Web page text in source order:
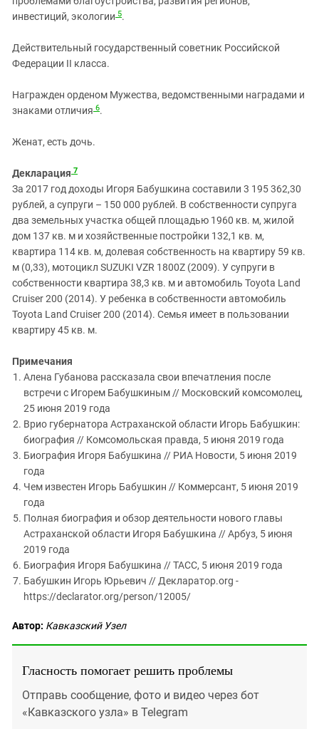
инвестиций, экологии 5.
Действительный государственный советник Российской
Федерации II класса.
Награжден орденом Мужества, ведомственными наградами и
знаками отличия 6.
Женат, есть дочь.
Декларация 7
За 2017 год доходы Игоря Бабушкина составили 3 195 362,30
рублей, а супруги – 150 000 рублей. В собственности супруга
два земельных участка общей площадью 1960 кв. м, жилой
дом 137 кв. м и хозяйственные постройки 132,1 кв. м,
квартира 114 кв. м, долевая собственность на квартиру 59 кв.
м (0,33), мотоцикл SUZUKI VZR 1800Z (2009). У супруги в
собственности квартира 38,3 кв. м и автомобиль Toyota Land
Cruiser 200 (2014). У ребенка в собственности автомобиль
Toyota Land Cruiser 200 (2014). Семья имеет в пользовании
квартиру 45 кв. м.
Примечания
Алена Губанова рассказала свои впечатления после
встречи с Игорем Бабушкиным // Московский комсомолец,
25 июня 2019 года
Врио губернатора Астраханской области Игорь Бабушкин:
биография // Комсомольская правда, 5 июня 2019 года
Биография Игоря Бабушкина // РИА Новости, 5 июня 2019
года
Чем известен Игорь Бабушкин // Коммерсант, 5 июня 2019
года
Полная биография и обзор деятельности нового главы
Астраханской области Игоря Бабушкина // Арбуз, 5 июня
2019 года
Биография Игоря Бабушкина // ТАСС, 5 июня 2019 года
Бабушкин Игорь Юрьевич // Декларатор.org -
https://declarator.org/person/12005/
Автор: Кавказский Узел
Гласность помогает решить проблемы
Отправь сообщение, фото и видео через бот
«Кавказского узла» в Telegram